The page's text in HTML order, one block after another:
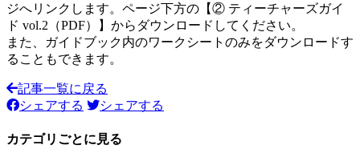
ジへリンクします。ページ下方の【② ティーチャーズガイ
ド vol.2（PDF）】からダウンロードしてください。
また、ガイドブック内のワークシートのみをダウンロードす
ることもできます。
記事一覧に戻る
シェアする
シェアする
カテゴリごとに見る